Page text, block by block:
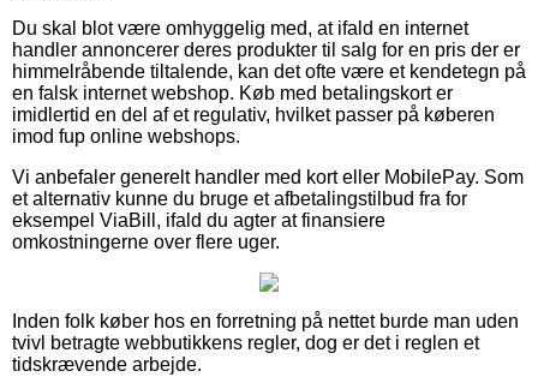
Du skal blot være omhyggelig med, at ifald en internet
handler annoncerer deres produkter til salg for en pris der er
himmelråbende tiltalende, kan det ofte være et kendetegn på
en falsk internet webshop. Køb med betalingskort er
imidlertid en del af et regulativ, hvilket passer på køberen
imod fup online webshops.
Vi anbefaler generelt handler med kort eller MobilePay. Som
et alternativ kunne du bruge et afbetalingstilbud fra for
eksempel ViaBill, ifald du agter at finansiere
omkostningerne over flere uger.
Inden folk køber hos en forretning på nettet burde man uden
tvivl betragte webbutikkens regler, dog er det i reglen et
tidskrævende arbejde.